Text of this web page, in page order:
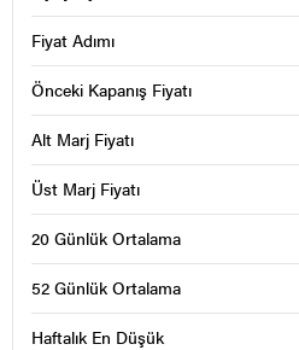
Fiyat Adımı
Önceki Kapanış Fiyatı
Alt Marj Fiyatı
Üst Marj Fiyatı
20 Günlük Ortalama
52 Günlük Ortalama
Haftalık En Düşük